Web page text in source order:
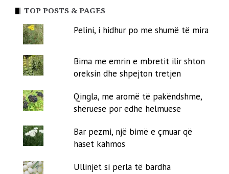
TOP POSTS & PAGES
Pelini, i hidhur po me shumë të mira
Bima me emrin e mbretit ilir shton
oreksin dhe shpejton tretjen
Qingla, me aromë të pakëndshme,
shëruese por edhe helmuese
Bar pezmi, një bimë e çmuar që
haset kahmos
Ullinjët si perla të bardha